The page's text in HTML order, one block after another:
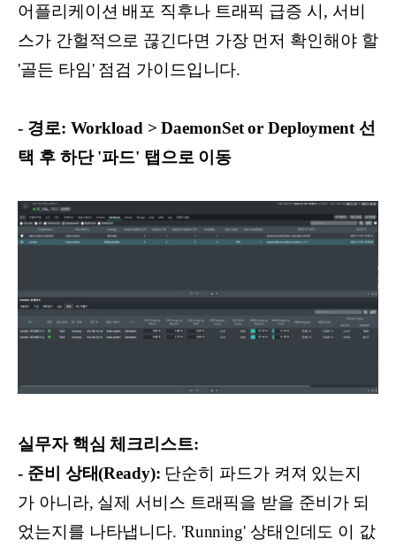
어플리케이션 배포 직후나 트래픽 급증 시, 서비
스가 간헐적으로 끊긴다면 가장 먼저 확인해야 할
'골든 타임' 점검 가이드입니다.
- 경로: Workload > DaemonSet or Deployment 선
택 후 하단 '파드' 탭으로 이동
실무자 핵심 체크리스트:
- 준비 상태(Ready): 단순히 파드가 켜져 있는지
가 아니라, 실제 서비스 트래픽을 받을 준비가 되
었는지를 나타냅니다. 'Running' 상태인데도 이 값